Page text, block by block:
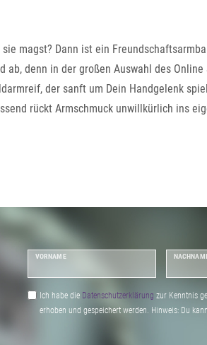
magst? Dann ist ein
denn in der großen Auswahl des
der sanft um Dein Handgelenk
rückt Armschmuck unwillkürlich ins
VORNAME
Ich habe die Daten­schutz­erklärung zur Kenntnis
erhoben und gespeichert werden. Hinweis: Du